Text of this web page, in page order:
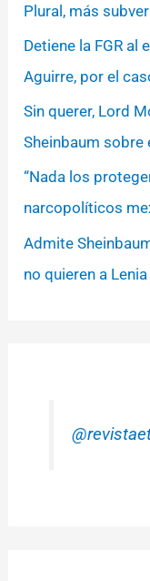
Plural, más
Detiene la FGR al
Aguirre, por el
Sin querer, Lord
Sheinbaum sobre
“Nada los
narcopolíticos
Admite
no quieren a